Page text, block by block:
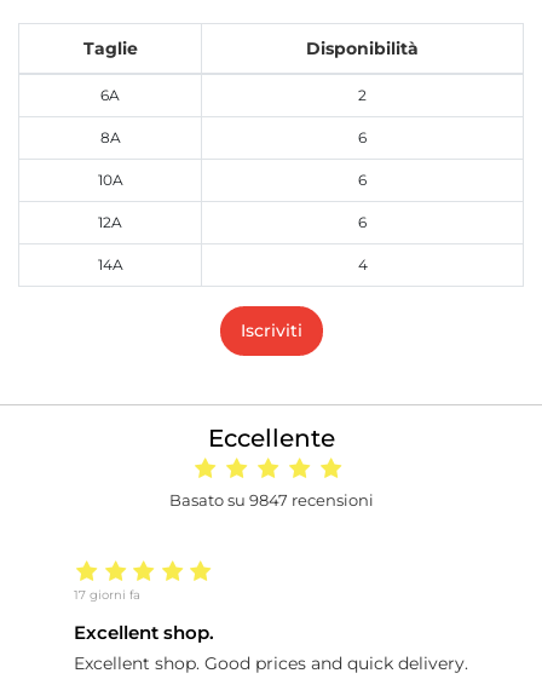
Taglie Disponibilità
6A 2
8A 6
10A 6
12A 6
14A 4
Iscriviti
Eccellente
Basato su 9847 recensioni
17 giorni fa
Excellent shop.
Excellent shop. Good prices and quick delivery.